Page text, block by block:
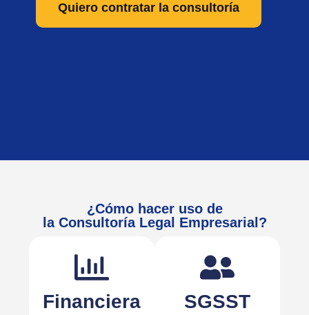
Quiero contratar la consultoría
¿Cómo hacer uso de
la Consultoría Legal Empresarial?
Financiera SGSST